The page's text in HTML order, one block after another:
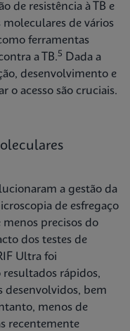
de resistência à TB e
de vários
ferramentas
a TB.5
Dada a
desenvolvimento e
o acesso são cruciais.
a gestão da
de esfregaço
precisos do
dos testes de
Ultra foi
rápidos,
desenvolvidos, bem
menos de
recentemente